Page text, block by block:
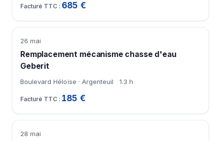
685 €
26 mai
Remplacement mécanisme chasse d'eau
Geberit
Boulevard Héloïse · Argenteuil 1.3 h
185 €
28 mai